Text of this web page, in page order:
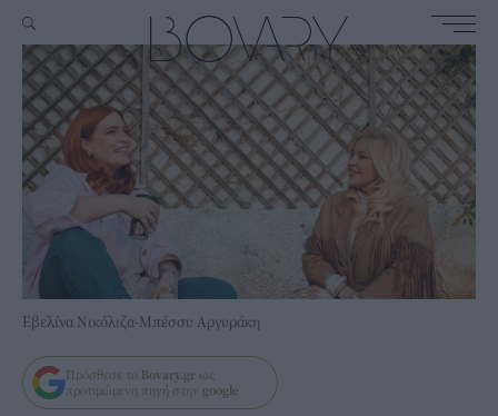
Εβελίνα Νικόλιζα-Μπέσσυ Αργυράκη
Πρόσθεσε το Bovary.gr ως
προτιμώμενη πηγή στην google